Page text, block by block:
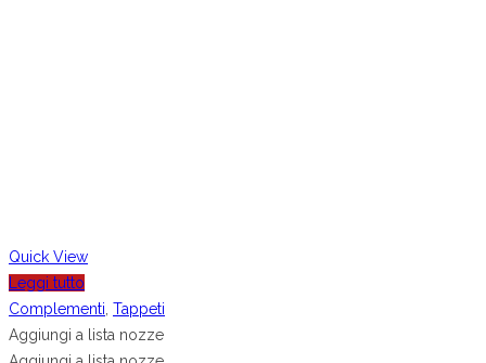
Quick View
Leggi tutto
Complementi Tappeti
Aggiungi a lista nozze